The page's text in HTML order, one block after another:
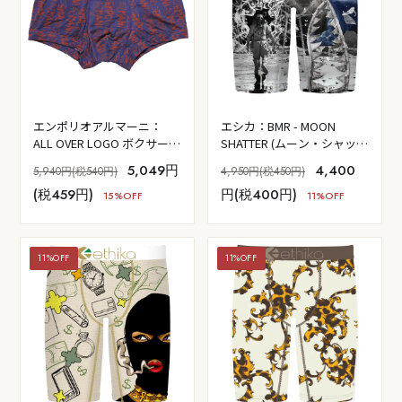
エンポリオアルマーニ：
ALL OVER LOGO ボクサーパ
5,940円(税540円) 5,049円
(税459円)
15%OFF
エシカ：BMR - MOON
SHATTER (ムーン・シャッタ
4,950円(税450円)
4,400
円(税400円)
11%OFF
11%OFF 11%OFF